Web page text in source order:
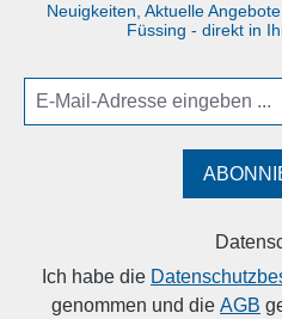
Neuigkeiten, Aktuelle
Füssing - direkt in
Ich habe die
genommen und die AGB